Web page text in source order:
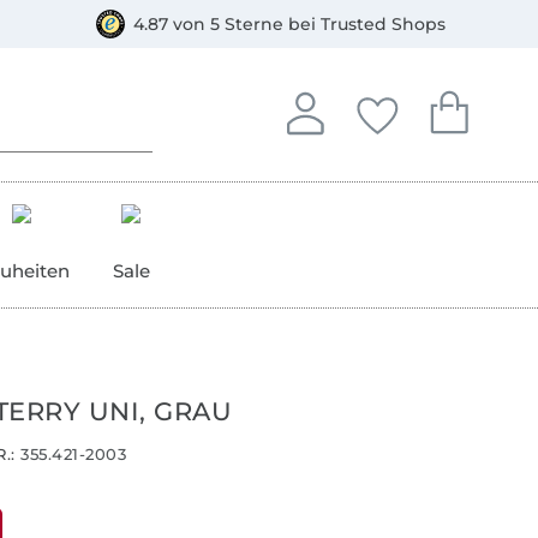
4.87 von 5 Sterne bei Trusted Shops
Anmelden
In deinem Konto
Deine
Du hast keine
Dein
Du hast
Sale
UNI, GRAU
355.421-2003